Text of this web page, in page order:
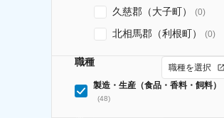
久慈郡（大子町） (0)
北相馬郡（利根町） (0)
職種
職種を選択
製造・生産（食品・香料・飼料）
(48)